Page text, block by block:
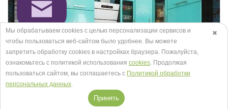
✖
Мы обрабатываем cookies с целью персонализации сервисов и
чтобы пользоваться веб-сайтом было удобнее. Вы можете
запретить обработку сookies в настройках браузера. Пожалуйста,
ознакомьтесь с политикой использования cookies. Продолжая
пользоваться сайтом, вы соглашаетесь с Политикой обработки
персональных данных.
Принять